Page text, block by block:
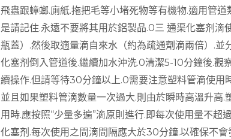
飛蟲跟蟑螂.廁紙.拖把毛等小堵死物等有機物.適用管
是請記住.永遠不要將其用於鋁製品.0三 通渠化塞剂
瓶蓋）.然後取適量滴自來水（約為疏通劑滴兩倍）.並
化塞剂倒入管道後.繼續加水沖洗.0清潔5-10分鐘後.觀
續操作.但請等待30分鐘以上.0需要注意塑料管滴使用
並且如果塑料管滴數量一次過大.則由於瞬時高溫升高.
用時.應按照“少量多遍”滴原則進行.即每次使用量不
化塞剂.每次使用之間滴間隔應大於30分鐘.以確保不